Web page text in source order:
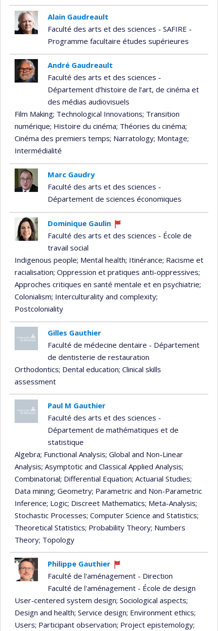
Alain Gaudreault
Faculté des arts et des sciences - SAFIRE -
Programme facultaire études supérieures
André Gaudreault
Faculté des arts et des sciences -
Département d’histoire de l’art, de cinéma et
des médias audiovisuels
Film Making; Technological Innovations; Transition
numérique; Histoire du cinéma; Théories du cinéma;
Cinéma des premiers temps; Narratology; Montage;
Intermédialité
Marc Gaudry
Faculté des arts et des sciences -
Département de sciences économiques
Dominique Gaulin
Currently
Faculté des arts et des sciences - École de
travail social
Indigenous people; Mental health; Itinérance; Racisme et
racialisation; Oppression et pratiques anti-oppressives;
Approches critiques en santé mentale et en psychiatrie;
Colonialism; Interculturality and complexity;
Postcoloniality
Gilles Gauthier
Faculté de médecine dentaire - Département
de dentisterie de restauration
Orthodontics; Dental education; Clinical skills
assessment
Paul M Gauthier
Faculté des arts et des sciences -
Département de mathématiques et de
statistique
Algebra; Functional Analysis; Global and Non-Linear
Analysis; Asymptotic and Classical Applied Analysis;
Combinatorial; Differential Equation; Actuarial Studies;
Data mining; Geometry; Parametric and Non-Parametric
Inference; Logic; Discreet Mathematics; Meta-Analysis;
Stochastic Processes; Computer Science and Statistics;
Theoretical Statistics; Probability Theory; Numbers
Theory; Topology
Philippe Gauthier
Currently
recruiting
Faculté de l'aménagement - Direction
Faculté de l'aménagement - École de design
User-centered system design; Sociological aspects;
Design and health; Service design; Environment ethics;
Users; Participant observation; Project epistemology;